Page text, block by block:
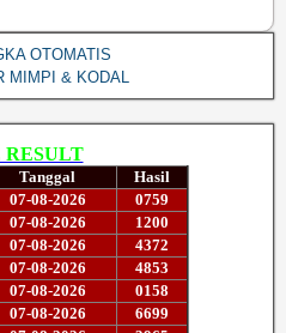
OTOMATIS
MIMPI & KODAL